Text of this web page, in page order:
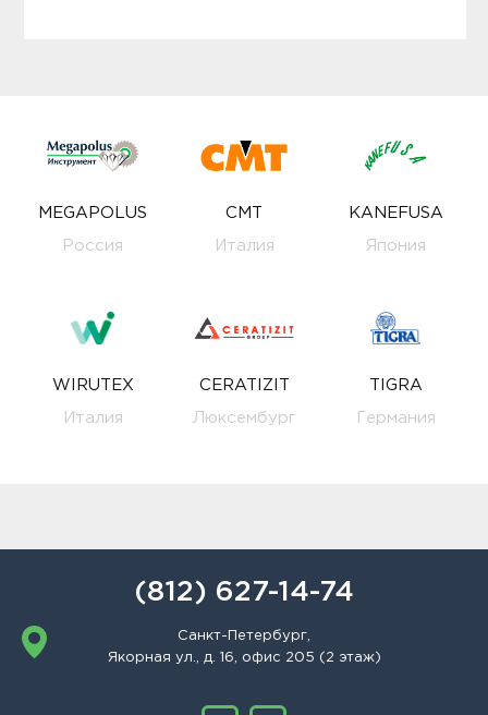
MEGAPOLUS
Россия
CMT
Италия
KANEFUSA
Япония
WIRUTEX
Италия
CERATIZIT
Люксембург
TIGRA
Германия
(812) 627-14-74
Санкт-Петербург,
Якорная ул., д. 16, офис 205 (2 этаж)